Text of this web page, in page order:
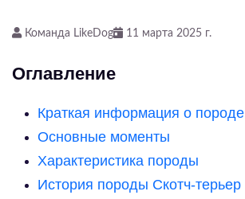
Команда LikeDog 11 марта 2025 г.
Оглавление
Краткая информация о породе
Основные моменты
Характеристика породы
История породы Скотч-терьер